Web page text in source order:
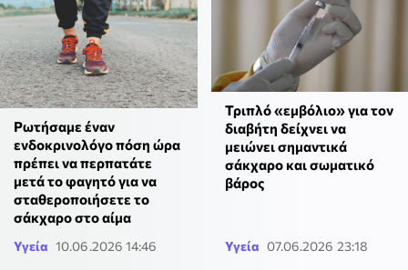
Ρωτήσαμε έναν
ενδοκρινολόγο πόση ώρα
πρέπει να περπατάτε
μετά το φαγητό για να
σταθεροποιήσετε το
σάκχαρο στο αίμα
Υγεία 10.06.2026 14:46
Τριπλό «εμβόλιο» για τον
διαβήτη δείχνει να
μειώνει σημαντικά
σάκχαρο και σωματικό
βάρος
Υγεία 07.06.2026 23:18